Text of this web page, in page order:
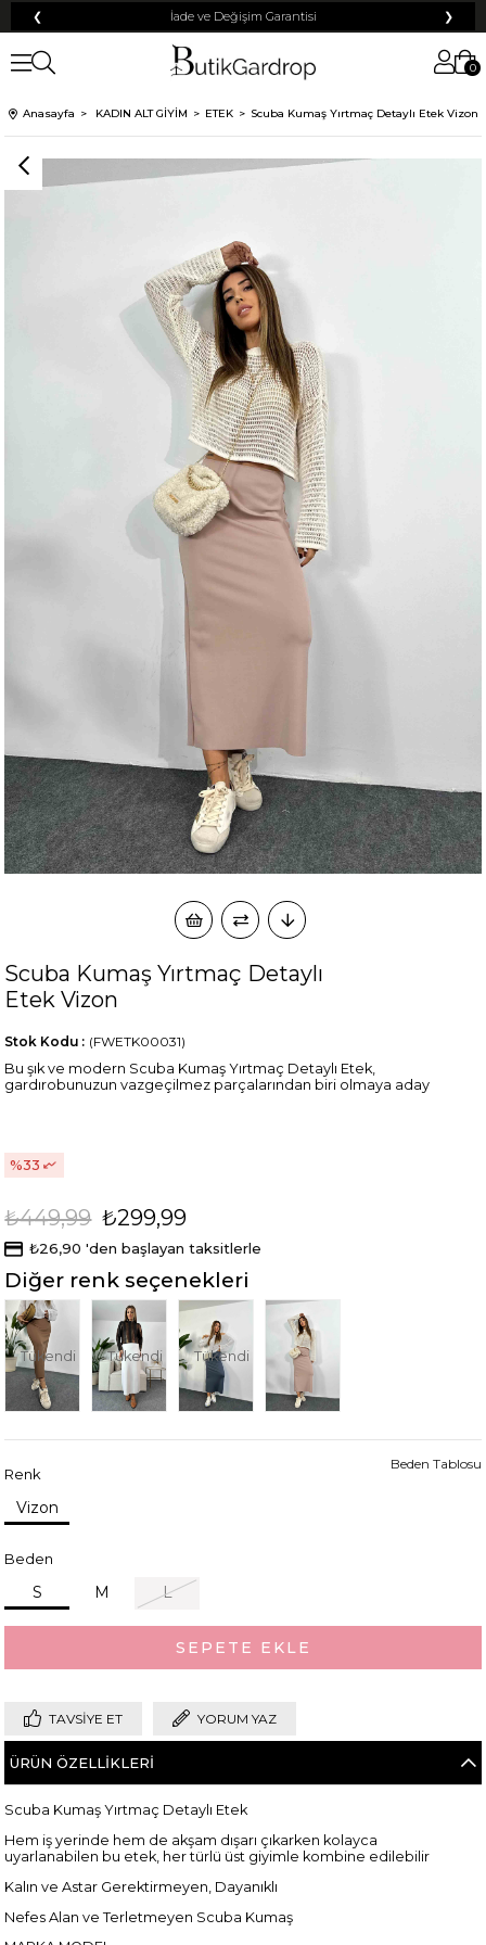
❮ Tüm Kredi Kartlarına +12 Taksit İmkanı! ❯
0
Anasayfa KADIN ALT GİYİM ETEK Scuba Kumaş Yırtmaç Detaylı Etek Vizon
Scuba Kumaş Yırtmaç Detaylı
Etek Vizon
(FWETK00031)
Stok Kodu
Bu şık ve modern Scuba Kumaş Yırtmaç Detaylı Etek,
gardırobunuzun vazgeçilmez parçalarından biri olmaya aday
33
₺449,99 ₺299,99
₺26,90 'den başlayan taksitlerle
Diğer renk seçenekleri
Tükendi Tükendi Tükendi
Renk
Vizon
Beden
S M L
Beden Tablosu
TAVSIYE ET YORUM YAZ
ÜRÜN ÖZELLIKLERI
Scuba Kumaş Yırtmaç Detaylı Etek
Hem iş yerinde hem de akşam dışarı çıkarken kolayca
uyarlanabilen bu etek, her türlü üst giyimle kombine edilebilir
Kalın ve Astar Gerektirmeyen, Dayanıklı
Nefes Alan ve Terletmeyen Scuba Kumaş
200 TL
KARGO
% 5
Mayıs Sürprizi!
Tanıtım, pazarlama, reklam ve benzeri amaçlarla tarafıma ticari elektronik ileti
gönderilmesine izin veriyorum.Elektronik Ticari İleti Aydınlatma Metni
okudum onay veriyorum.
Paylaştığım bilgilerinKVKK kapsamında tarafınızca korunmasını, sms ve
WhatsApp üzerinden bilgilendirmeleri almayıkabul ediyorum.